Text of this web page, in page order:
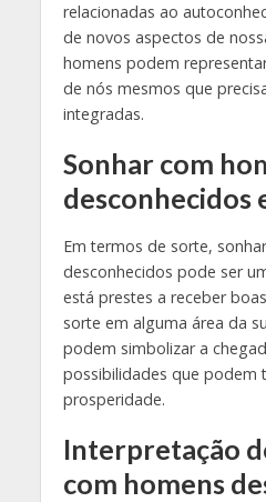
relacionadas ao
de novos aspectos de
homens podem
de nós mesmos que
integradas.
Sonhar com
desconhecidos
Em termos de sorte,
desconhecidos pode ser
está prestes a receber
sorte em alguma área da
podem simbolizar a
possibilidades que podem
prosperidade.
Interpretação
com homens